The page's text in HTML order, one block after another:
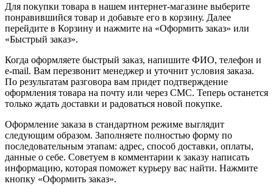
Для покупки товара в нашем интернет-магазине выберите
понравившийся товар и добавьте его в корзину. Далее
перейдите в Корзину и нажмите на «Оформить заказ» или
«Быстрый заказ».
Когда оформляете быстрый заказ, напишите ФИО, телефон и
e-mail. Вам перезвонит менеджер и уточнит условия заказа.
По результатам разговора вам придет подтверждение
оформления товара на почту или через СМС. Теперь останется
только ждать доставки и радоваться новой покупке.
Оформление заказа в стандартном режиме выглядит
следующим образом. Заполняете полностью форму по
последовательным этапам: адрес, способ доставки, оплаты,
данные о себе. Советуем в комментарии к заказу написать
информацию, которая поможет курьеру вас найти. Нажмите
кнопку «Оформить заказ».